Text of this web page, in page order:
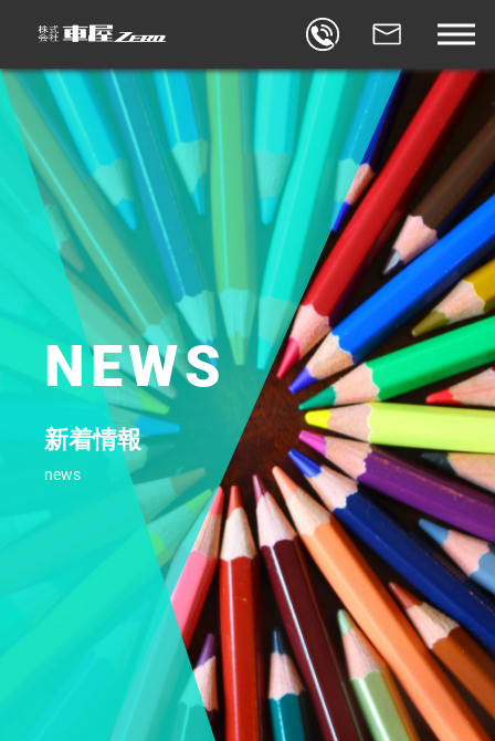
NEWS
新着情報
news
BLOG
車屋ゼロブログ
REVIEW
口コミ
FACEBOOK
車屋ゼロ×FACEBOOK
CONTACT
お問合せ
STORES
店舗